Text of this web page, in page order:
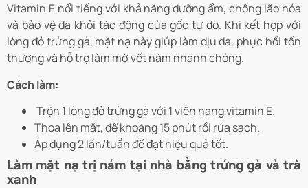
Vitamin E nổi tiếng với khả năng dưỡng ẩm, chống lão hóa
và bảo vệ da khỏi tác động của gốc tự do. Khi kết hợp với
lòng đỏ trứng gà, mặt nạ này giúp làm dịu da, phục hồi tổn
thương và hỗ trợ làm mờ vết nám nhanh chóng.
Cách làm:
Trộn 1 lòng đỏ trứng gà với 1 viên nang vitamin E.
Thoa lên mặt, để khoảng 15 phút rồi rửa sạch.
Áp dụng 2 lần/tuần để đạt hiệu quả tốt.
Làm mặt nạ trị nám tại nhà bằng trứng gà và trà
xanh